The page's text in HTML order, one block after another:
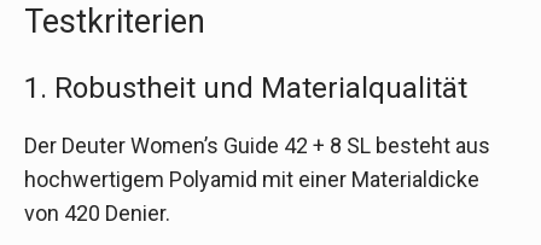
Testkriterien
1. Robustheit und Materialqualität
Der Deuter Women’s Guide 42 + 8 SL besteht aus
hochwertigem Polyamid mit einer Materialdicke
von 420 Denier.